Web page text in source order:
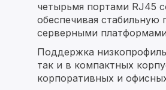
четырьмя портами RJ45
обеспечивая
серверными
Поддержка
так и в компактных
корпоративных и